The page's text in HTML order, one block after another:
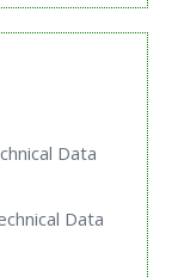
Data
Data